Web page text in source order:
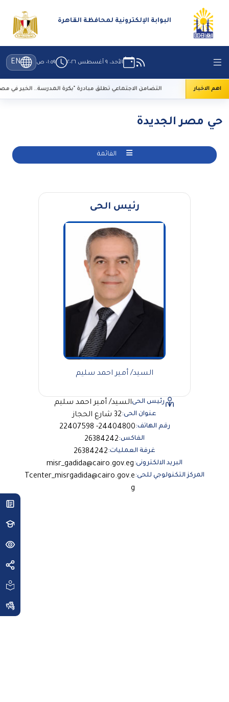
البوابة الإلكترونية لمحافظة القاهرة
الأحد، ٩ أغسطس ٢٠٢٦ ٠١:٥٩ ص EN
اهم الاخبار
التراث التضامن الاجتماعي تطلق مبادرة "بكرة المدرسة.. الخير في مصر"
حي مصر الجديدة
القائمة
رئيس الحى
السيد/ أمير احمد سليم
رئيس الحىالسيد/ أمير احمد سليم
عنوان الحى:32 شارع الحجاز
رقم الهاتف:24404800- 22407598
الفاكس:26384242
غرفة العمليات:26384242
البريد الالكترونى:misr_gadida@cairo.gov.eg
المركز التكنولوجي للحى:Tcenter_misrgadida@cairo.gov.e
g